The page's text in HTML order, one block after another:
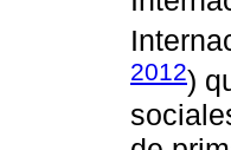
2012)